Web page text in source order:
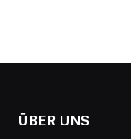
ÜBER UNS